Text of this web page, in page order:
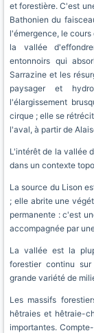
et forestière. C'est
Bathonien du
l'émergence, le
la vallée
entonnoirs qui
Sarrazine et les
paysager et
l'élargissement
cirque ; elle se
l'aval, à partir de
L'intérêt de la vallée
dans un contexte
La source du Lison
; elle abrite une
permanente : c'est
accompagnée par
La vallée est la
forestier continu
grande variété de
Les massifs
hêtraies et hêtraie-
importantes.